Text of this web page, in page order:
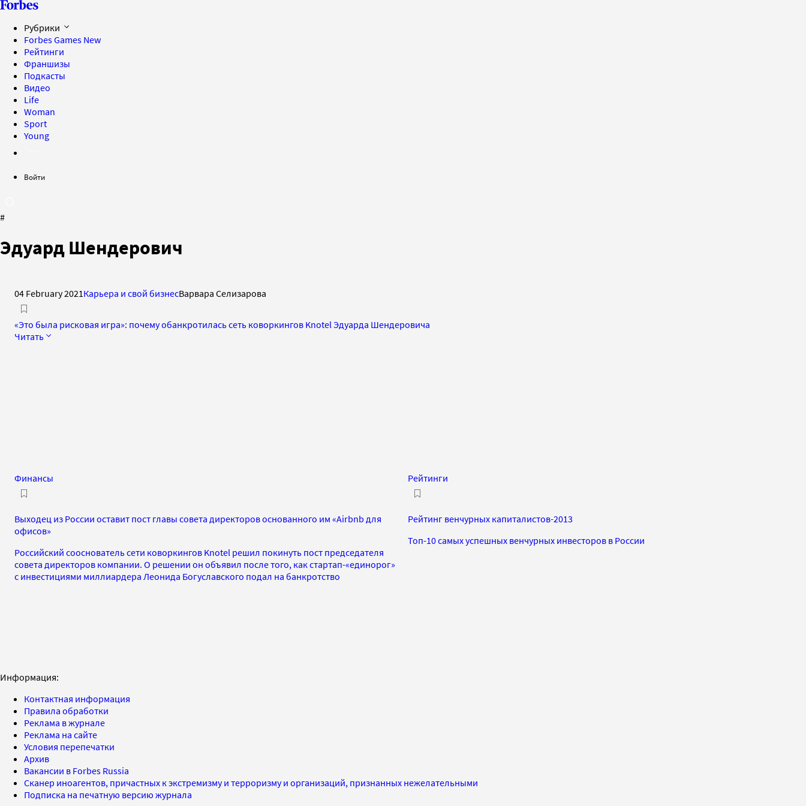
Рубрики
Forbes Games New
Рейтинги
Франшизы
Подкасты
Видео
Life
Woman
Sport
Young
Войти
#
Эдуард Шендерович
04 February 2021 Карьера и свой бизнесВарвара Селизарова
«Это была рисковая игра»: почему обанкротилась сеть коворкингов Knotel Эдуарда Шендеровича
Читать
Финансы
Выходец из России оставит пост главы совета директоров основанного им «Airbnb для
офисов»
Российский сооснователь сети коворкингов Knotel решил покинуть пост председателя
совета директоров компании. О решении он объявил после того, как стартап-«единорог»
с инвестициями миллиардера Леонида Богуславского подал на банкротство
Рейтинги
Рейтинг венчурных капиталистов-2013
Топ-10 самых успешных венчурных инвесторов в России
Информация:
Контактная информация
Правила обработки
Реклама в журнале
Реклама на сайте
Условия перепечатки
Архив
Вакансии в Forbes Russia
Сканер иноагентов, причастных к экстремизму и терроризму и организаций, признанных нежелательными
Подписка на печатную версию журнала